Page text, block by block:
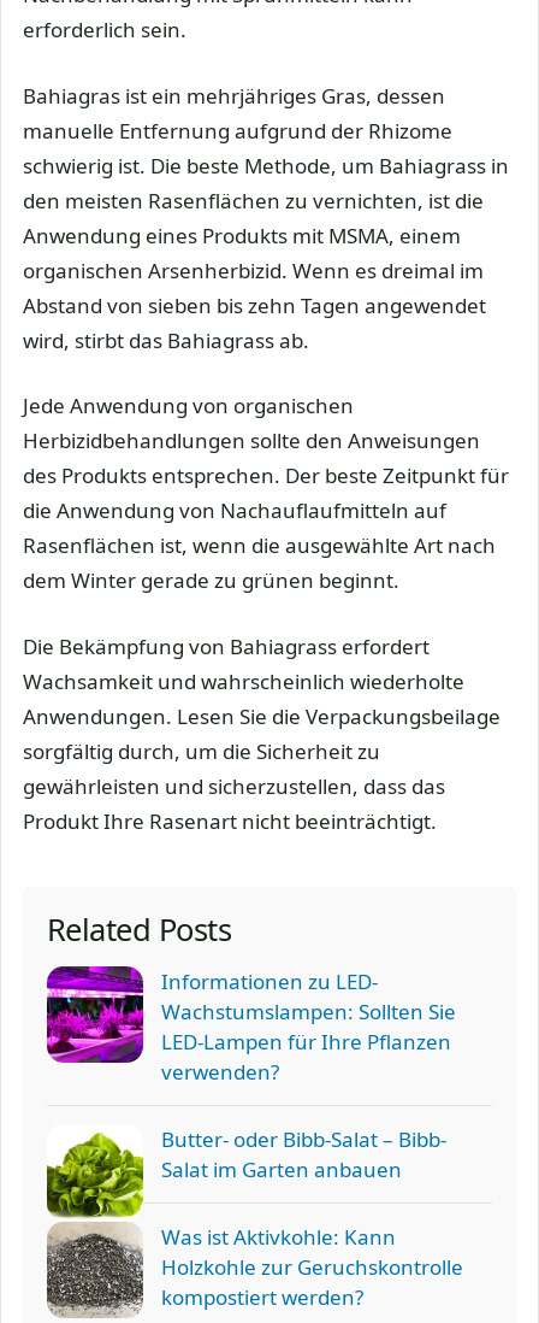
erforderlich sein.
Bahiagras ist ein mehrjähriges Gras, dessen
manuelle Entfernung aufgrund der Rhizome
schwierig ist. Die beste Methode, um Bahiagrass in
den meisten Rasenflächen zu vernichten, ist die
Anwendung eines Produkts mit MSMA, einem
organischen Arsenherbizid. Wenn es dreimal im
Abstand von sieben bis zehn Tagen angewendet
wird, stirbt das Bahiagrass ab.
Jede Anwendung von organischen
Herbizidbehandlungen sollte den Anweisungen
des Produkts entsprechen. Der beste Zeitpunkt für
die Anwendung von Nachauflaufmitteln auf
Rasenflächen ist, wenn die ausgewählte Art nach
dem Winter gerade zu grünen beginnt.
Die Bekämpfung von Bahiagrass erfordert
Wachsamkeit und wahrscheinlich wiederholte
Anwendungen. Lesen Sie die Verpackungsbeilage
sorgfältig durch, um die Sicherheit zu
gewährleisten und sicherzustellen, dass das
Produkt Ihre Rasenart nicht beeinträchtigt.
Related Posts
Informationen zu LED-
Wachstumslampen: Sollten Sie
LED-Lampen für Ihre Pflanzen
verwenden?
Butter- oder Bibb-Salat – Bibb-
Salat im Garten anbauen
Was ist Aktivkohle: Kann
Holzkohle zur Geruchskontrolle
kompostiert werden?